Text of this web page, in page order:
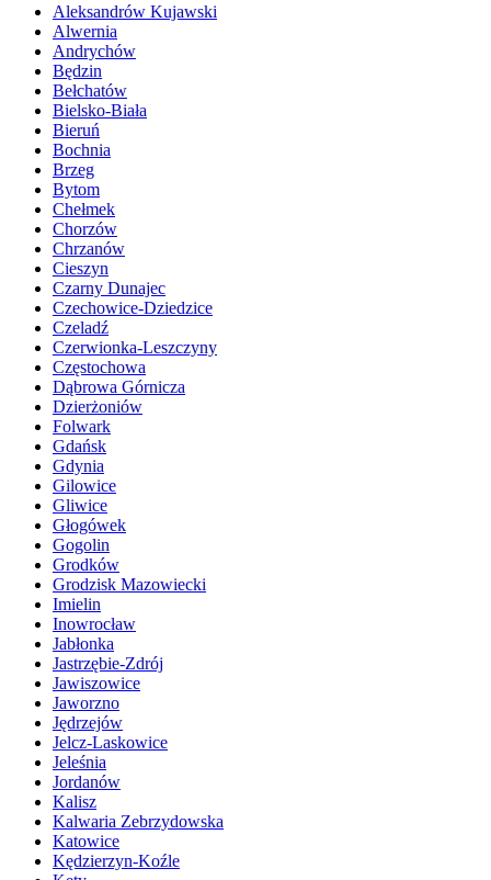
Aleksandrów Kujawski
Alwernia
Andrychów
Będzin
Bełchatów
Bielsko-Biała
Bieruń
Bochnia
Brzeg
Bytom
Chełmek
Chorzów
Chrzanów
Cieszyn
Czarny Dunajec
Czechowice-Dziedzice
Czeladź
Czerwionka-Leszczyny
Częstochowa
Dąbrowa Górnicza
Dzierżoniów
Folwark
Gdańsk
Gdynia
Gilowice
Gliwice
Głogówek
Gogolin
Grodków
Grodzisk Mazowiecki
Imielin
Inowrocław
Jabłonka
Jastrzębie-Zdrój
Jawiszowice
Jaworzno
Jędrzejów
Jelcz-Laskowice
Jeleśnia
Jordanów
Kalisz
Kalwaria Zebrzydowska
Katowice
Kędzierzyn-Koźle